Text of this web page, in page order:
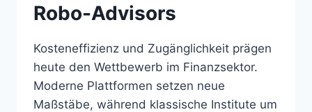
Robo-Advisors
Kosteneffizienz und Zugänglichkeit prägen
heute den Wettbewerb im Finanzsektor.
Moderne Plattformen setzen neue
Maßstäbe, während klassische Institute um